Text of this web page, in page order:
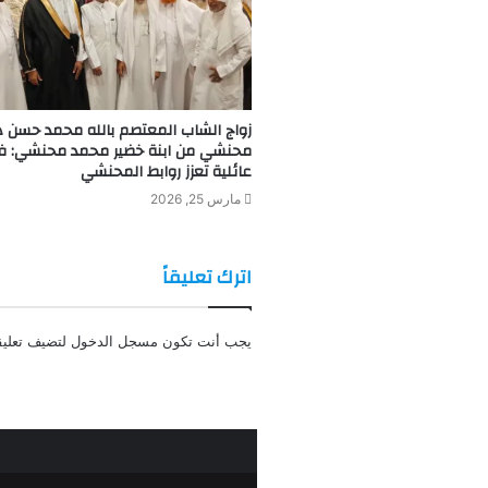
زواج الشاب المعتصم بالله محمد حسن
محنشي من ابنة خضير محمد محنشي:
عائلية تعزز روابط المحنشي
مارس 25, 2026
اترك تعليقاً
يجب أنت تكون مسجل الدخول لتضيف